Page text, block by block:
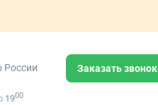
России Заказать звонок
1900